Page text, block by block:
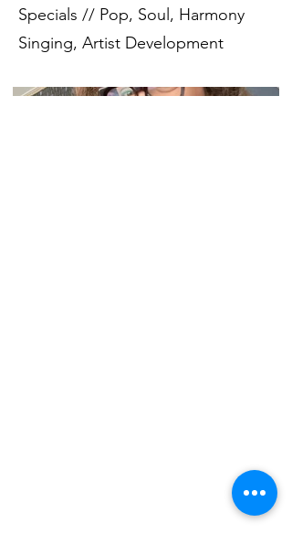
Specials // Pop, Soul, Harmony
Singing, Artist Development